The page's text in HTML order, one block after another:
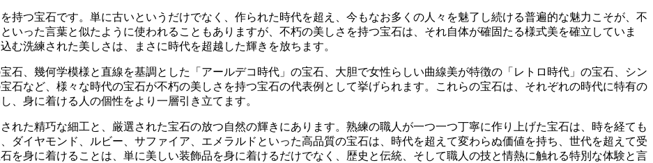
を持つ宝石です。単に古いというだけでなく、作られた時代を超え、今もなお多くの人々を魅了し続ける普遍的な魅力こそが、不
いった言葉と似たように使われることもありますが、不朽の美しさを持つ宝石は、それ自体が確固たる様式美を確立していま
む洗練された美しさは、まさに時代を超越した輝きを放ちます。
石、幾何学模様と直線を基調とした「アールデコ時代」の宝石、大胆で女性らしい曲線美が特徴の「レトロ時代」の宝石、シン
石など、様々な時代の宝石が不朽の美しさを持つ宝石の代表例として挙げられます。これらの宝石は、それぞれの時代に特有の
、身に着ける人の個性をより一層引き立てます。
れた精巧な細工と、厳選された宝石の放つ自然の輝き にあります。熟練の職人が一つ一つ丁寧に作り上げた宝石は、時を経ても
ダイヤモンド、ルビー、サファイア、エメラルドといった高品質の宝石は、時代を超えて変わらぬ価値を持ち、世代を超えて受
を身に着けることは、単に美しい装飾品を身に着けるだけでなく、歴史と伝統、そして職人の技と情熱に触れる特別な体験と言